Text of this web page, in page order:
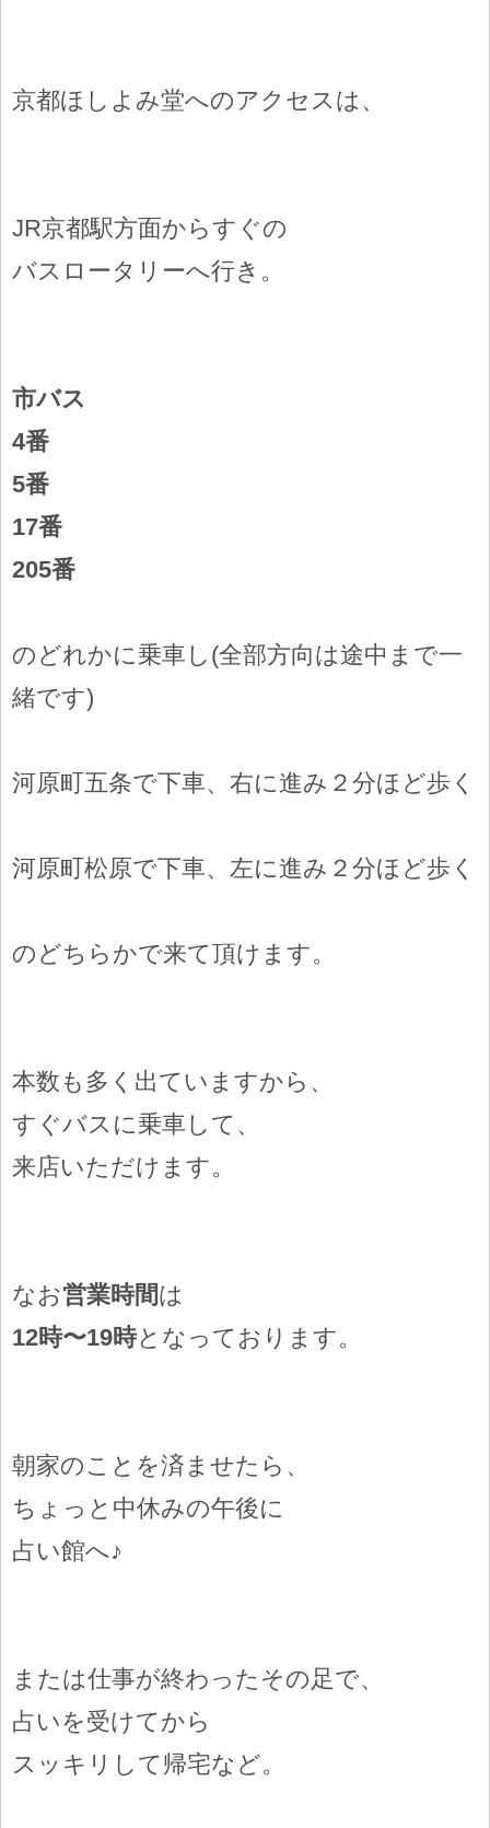
京都ほしよみ堂へのアクセスは、
JR京都駅方面からすぐの
バスロータリーへ行き。
市バス
4番
5番
17番
205番
のどれかに乗車し(全部方向は途中まで一
緒です)
河原町五条で下車、右に進み２分ほど歩く
河原町松原で下車、左に進み２分ほど歩く
のどちらかで来て頂けます。
本数も多く出ていますから、
すぐバスに乗車して、
来店いただけます。
なお営業時間は
12時〜19時となっております。
朝家のことを済ませたら、
ちょっと中休みの午後に
占い館へ♪
または仕事が終わったその足で、
占いを受けてから
スッキリして帰宅など。